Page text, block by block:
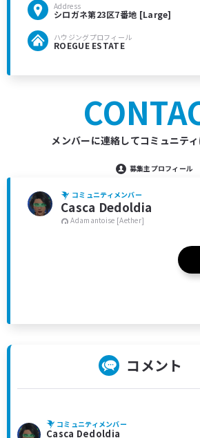
Address
シロガネ第23区7番地 [Large]
ハウジングプロフィール
ROEGUE ESTATE
メンバーに連絡してコミュニティ
募集主プロフィール
コミュニティメンバー
Casca Dedoldia
Adamantoise [Aether]
コメント
コミュニティメンバー
Casca Dedoldia